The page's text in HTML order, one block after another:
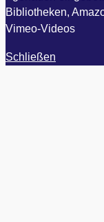
Bibliotheken,
Vimeo-Videos
Schließen